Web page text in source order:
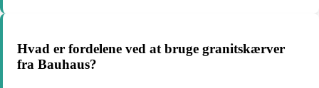
Hvad er fordelene ved at bruge granitskærver
fra Bauhaus?